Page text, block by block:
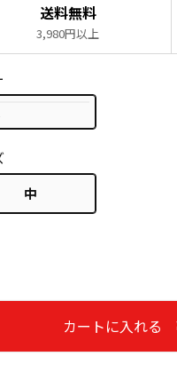
送料無料
3,980円以上
中
カートに入れる